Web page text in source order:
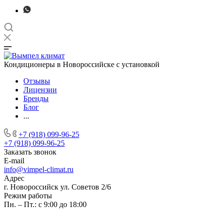
Кондиционеры в Новороссийске с установкой
Отзывы
Лицензии
Бренды
Блог
...
+7 (918) 099-96-25
+7 (918) 099-96-25
Заказать звонок
E-mail
info@vimpel-climat.ru
Адрес
г. Новороссийск ул. Советов 2/6
Режим работы
Пн. – Пт.: с 9:00 до 18:00